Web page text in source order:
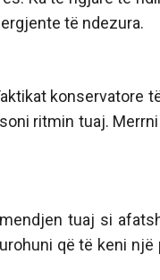
të ndezura.
konservatore
ritmin tuaj.
tuaj si
që të keni një